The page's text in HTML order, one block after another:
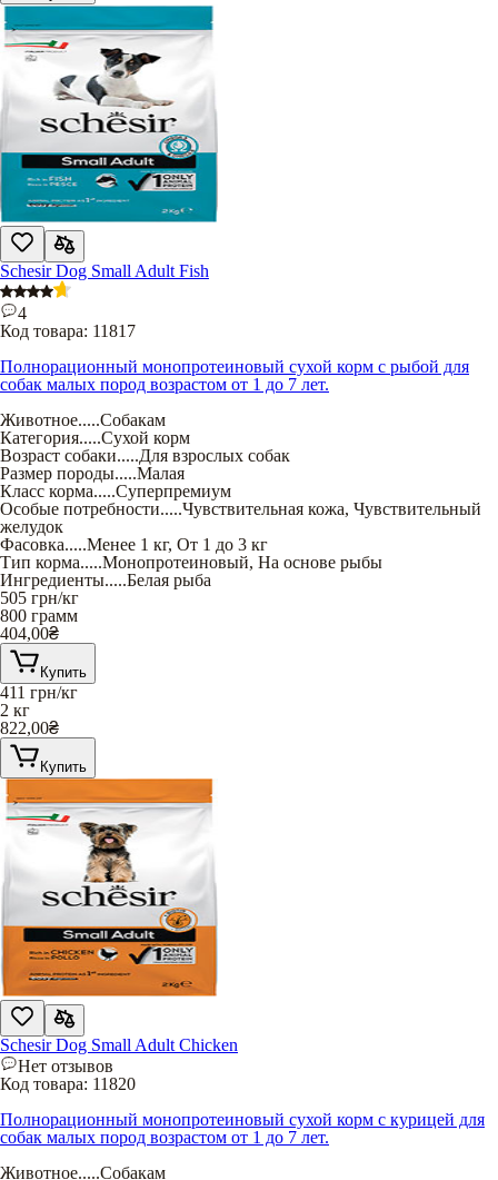
Schesir Dog Small Adult Fish
4
Код товара: 11817
Полнорационный монопротеиновый сухой корм с рыбой для
собак малых пород возрастом от 1 до 7 лет.
Животное.....Собакам
Категория.....Сухой корм
Возраст собаки.....Для взрослых собак
Размер породы.....Малая
Класс корма.....Суперпремиум
Особые потребности.....Чувствительная кожа, Чувствительный
желудок
Фасовка.....Менее 1 кг, От 1 до 3 кг
Тип корма.....Монопротеиновый, На основе рыбы
Ингредиенты.....Белая рыба
505 грн/кг
800 грамм
404,00₴
Купить
411 грн/кг
2 кг
822,00₴
Купить
Schesir Dog Small Adult Chicken
Нет отзывов
Код товара: 11820
Полнорационный монопротеиновый сухой корм с курицей для
собак малых пород возрастом от 1 до 7 лет.
Животное.....Собакам